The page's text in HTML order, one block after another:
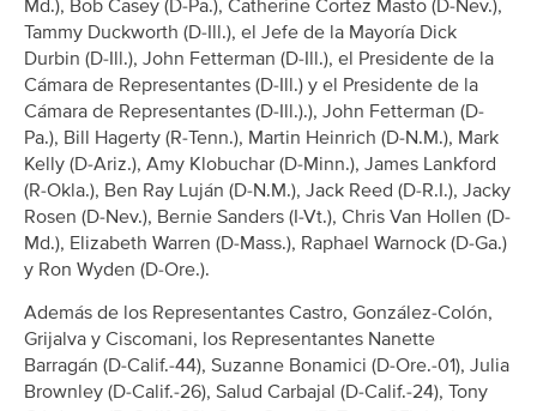
Md.), Bob Casey (D-Pa.), Catherine Cortez Masto (D-Nev.),
Tammy Duckworth (D-Ill.), el Jefe de la Mayoría Dick
Durbin (D-Ill.), John Fetterman (D-Ill.), el Presidente de la
Cámara de Representantes (D-Ill.) y el Presidente de la
Cámara de Representantes (D-Ill.).), John Fetterman (D-
Pa.), Bill Hagerty (R-Tenn.), Martin Heinrich (D-N.M.), Mark
Kelly (D-Ariz.), Amy Klobuchar (D-Minn.), James Lankford
(R-Okla.), Ben Ray Luján (D-N.M.), Jack Reed (D-R.I.), Jacky
Rosen (D-Nev.), Bernie Sanders (I-Vt.), Chris Van Hollen (D-
Md.), Elizabeth Warren (D-Mass.), Raphael Warnock (D-Ga.)
y Ron Wyden (D-Ore.).
Además de los Representantes Castro, González-Colón,
Grijalva y Ciscomani, los Representantes Nanette
Barragán (D-Calif.-44), Suzanne Bonamici (D-Ore.-01), Julia
Brownley (D-Calif.-26), Salud Carbajal (D-Calif.-24), Tony